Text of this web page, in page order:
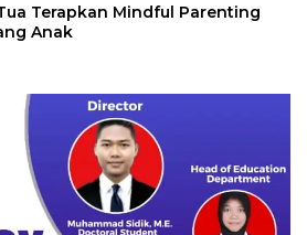
Terapkan Mindful Parenting
Anak